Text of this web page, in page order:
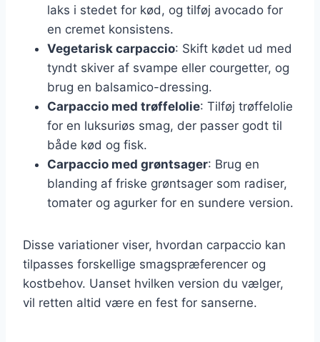
laks i stedet for kød, og tilføj avocado for
en cremet konsistens.
Vegetarisk carpaccio: Skift kødet ud med
tyndt skiver af svampe eller courgetter, og
brug en balsamico-dressing.
Carpaccio med trøffelolie: Tilføj trøffelolie
for en luksuriøs smag, der passer godt til
både kød og fisk.
Carpaccio med grøntsager: Brug en
blanding af friske grøntsager som radiser,
tomater og agurker for en sundere version.
Disse variationer viser, hvordan carpaccio kan
tilpasses forskellige smagspræferencer og
kostbehov. Uanset hvilken version du vælger,
vil retten altid være en fest for sanserne.